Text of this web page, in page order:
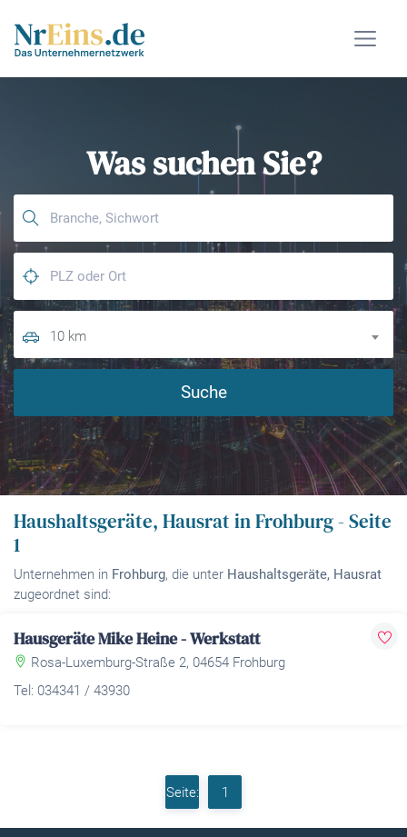
Was suchen Sie?
10 km
Suche
Haushaltsgeräte, Hausrat in Frohburg - Seite
1
Unternehmen in Frohburg, die unter Haushaltsgeräte, Hausrat
zugeordnet sind:
Hausgeräte Mike Heine - Werkstatt
Rosa-Luxemburg-Straße 2, 04654 Frohburg
Tel: 034341 / 43930
Seite: 1